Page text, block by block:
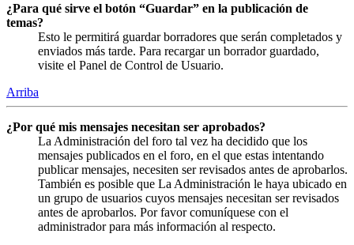
¿Para qué sirve el botón “Guardar” en la publicación de
temas?
Esto le permitirá guardar borradores que serán completados y
enviados más tarde. Para recargar un borrador guardado,
visite el Panel de Control de Usuario.
Arriba
¿Por qué mis mensajes necesitan ser aprobados?
La Administración del foro tal vez ha decidido que los
mensajes publicados en el foro, en el que estas intentando
publicar mensajes, necesiten ser revisados antes de aprobarlos.
También es posible que La Administración le haya ubicado en
un grupo de usuarios cuyos mensajes necesitan ser revisados
antes de aprobarlos. Por favor comuníquese con el
administrador para más información al respecto.